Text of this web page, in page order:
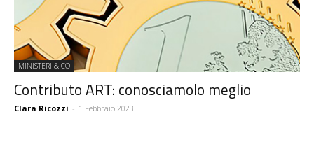
MINISTERI & CO
Contributo ART: conosciamolo meglio
Clara Ricozzi - 1 Febbraio 2023